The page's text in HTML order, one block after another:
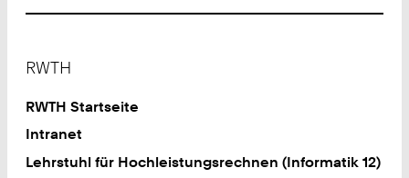
RWTH
RWTH Startseite
Intranet
Lehrstuhl für Hochleistungsrechnen (Informatik 12)